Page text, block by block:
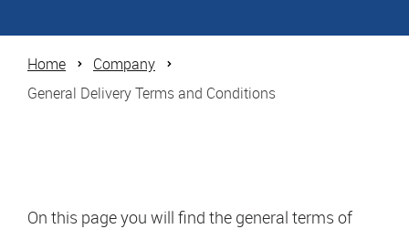
Home
Company
General Delivery Terms and Conditions
On this page you will find the general terms of